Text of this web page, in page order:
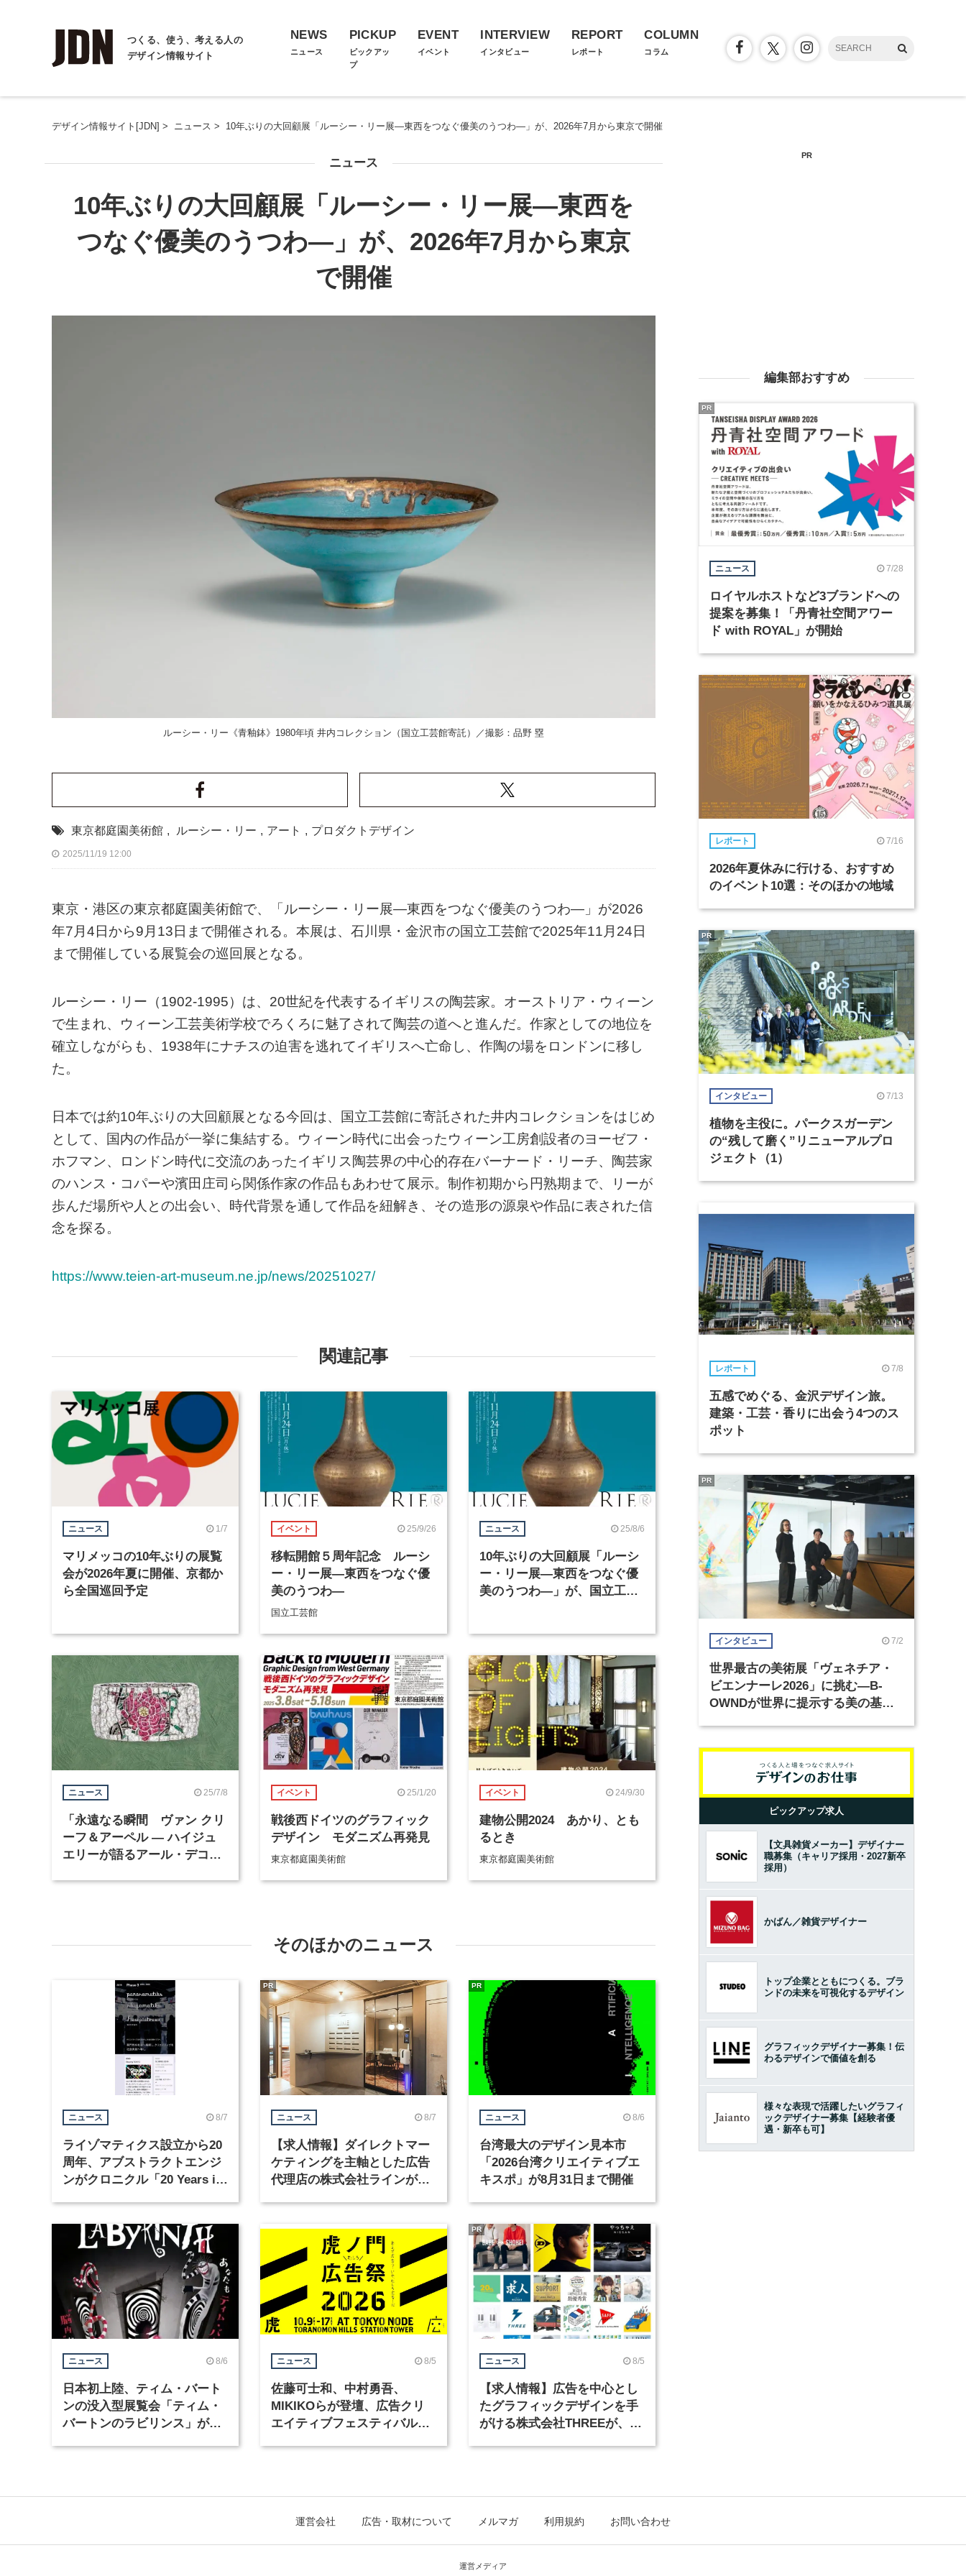
つくる、使う、考える人の
デザイン情報サイト
NEWS
ニュース
PICKUP
ピックアッ
プ
EVENT
イベント
INTERVIEW
インタビュー
REPORT
レポート
COLUMN
コラム
デザイン情報サイト[JDN] > ニュース > 10年ぶりの大回顧展「ルーシー・リー展―東西をつなぐ優美のうつわ―」が、2026年7月から東京で開催
ニュース
10年ぶりの大回顧展「ルーシー・リー展―東西を
つなぐ優美のうつわ―」が、2026年7月から東京
で開催
ルーシー・リー《青釉鉢》1980年頃 井内コレクション（国立工芸館寄託）／撮影：品野 塁
東京都庭園美術館 , ルーシー・リー , アート , プロダクトデザイン
2025/11/19 12:00
東京・港区の東京都庭園美術館で、「ルーシー・リー展―東西をつなぐ優美のうつわ―」が2026
年7月4日から9月13日まで開催される。本展は、石川県・金沢市の国立工芸館で2025年11月24日
まで開催している展覧会の巡回展となる。
ルーシー・リー（1902-1995）は、20世紀を代表するイギリスの陶芸家。オーストリア・ウィーン
で生まれ、ウィーン工芸美術学校でろくろに魅了されて陶芸の道へと進んだ。作家としての地位を
確立しながらも、1938年にナチスの迫害を逃れてイギリスへ亡命し、作陶の場をロンドンに移し
た。
日本では約10年ぶりの大回顧展となる今回は、国立工芸館に寄託された井内コレクションをはじめ
として、国内の作品が一挙に集結する。ウィーン時代に出会ったウィーン工房創設者のヨーゼフ・
ホフマン、ロンドン時代に交流のあったイギリス陶芸界の中心的存在バーナード・リーチ、陶芸家
のハンス・コパーや濱田庄司ら関係作家の作品もあわせて展示。制作初期から円熟期まで、リーが
歩んだ場所や人との出会い、時代背景を通して作品を紐解き、その造形の源泉や作品に表された信
念を探る。
https://www.teien-art-museum.ne.jp/news/20251027/
関連記事
ニュース 1/7
マリメッコの10年ぶりの展覧
会が2026年夏に開催、京都か
ら全国巡回予定
イベント 25/9/26
移転開館５周年記念 ルーシ
ー・リー展―東西をつなぐ優
美のうつわ―
国立工芸館
ニュース 25/8/6
10年ぶりの大回顧展「ルーシ
ー・リー展―東西をつなぐ優
美のうつわ―」が、国立工芸
ニュース 25/7/8
「永遠なる瞬間 ヴァン クリ
ーフ＆アーペル ― ハイジュ
エリーが語るアール・デコ」
イベント 25/1/20
戦後西ドイツのグラフィック
デザイン モダニズム再発見
東京都庭園美術館
イベント 24/9/30
建物公開2024 あかり、とも
るとき
東京都庭園美術館
そのほかのニュース
ニュース 8/7
ライゾマティクス設立から20
周年、アブストラクトエンジ
ンがクロニクル「20 Years in
ニュース 8/7
【求人情報】ダイレクトマー
ケティングを主軸とした広告
代理店の株式会社ラインが、
PR
ニュース 8/6
台湾最大のデザイン見本市
「2026台湾クリエイティブエ
キスポ」が8月31日まで開催
PR
ニュース 8/6
日本初上陸、ティム・バート
ンの没入型展覧会「ティム・
バートンのラビリンス」が東
ニュース 8/5
佐藤可士和、中村勇吾、
MIKIKOらが登壇、広告クリ
エイティブフェスティバル
ニュース 8/5
【求人情報】広告を中心とし
たグラフィックデザインを手
がける株式会社THREEが、グ
PR
PR
編集部おすすめ
ニュース 7/28
ロイヤルホストなど3ブランドへの
提案を募集！「丹青社空間アワー
ド with ROYAL」が開始
PR
レポート 7/16
2026年夏休みに行ける、おすすめ
のイベント10選：そのほかの地域
インタビュー 7/13
植物を主役に。パークスガーデン
の“残して磨く”リニューアルプロ
ジェクト（1）
PR
レポート 7/8
五感でめぐる、金沢デザイン旅。
建築・工芸・香りに出会う4つのス
ポット
インタビュー 7/2
世界最古の美術展「ヴェネチア・
ビエンナーレ2026」に挑む―B-
OWNDが世界に提示する美の基準
PR
ピックアップ求人
【文具雑貨メーカー】デザイナー
職募集（キャリア採用・2027新卒
採用）
かばん／雑貨デザイナー
トップ企業とともにつくる。ブラ
ンドの未来を可視化するデザイン
グラフィックデザイナー募集！伝
わるデザインで価値を創る
様々な表現で活躍したいグラフィ
ックデザイナー募集【経験者優
遇・新卒も可】
運営会社 広告・取材について メルマガ 利用規約 お問い合わせ
運営メディア